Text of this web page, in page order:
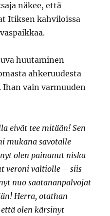
näkee, että
Itiksen kahviloissa
huutaminen
ahkeruudesta
Ihan vain varmuuden
eivät tee mitään! Sen
mukana savotalle
olen painanut niska
veroni valtiolle – siis
nuo saatananpalvojat
Herra, otathan
olen kärsinyt